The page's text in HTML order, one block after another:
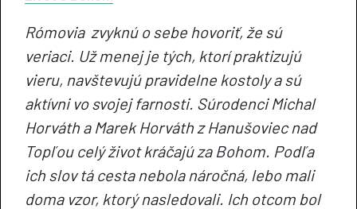
Rómovia zvyknú o sebe hovoriť, že sú
veriaci. Už menej je tých, ktorí praktizujú
vieru, navštevujú pravidelne kostoly a sú
aktívni vo svojej farnosti. Súrodenci Michal
Horváth a Marek Horváth z Hanušoviec nad
Topľou celý život kráčajú za Bohom. Podľa
ich slov tá cesta nebola náročná, lebo mali
doma vzor, ktorý nasledovali. Ich otcom bol